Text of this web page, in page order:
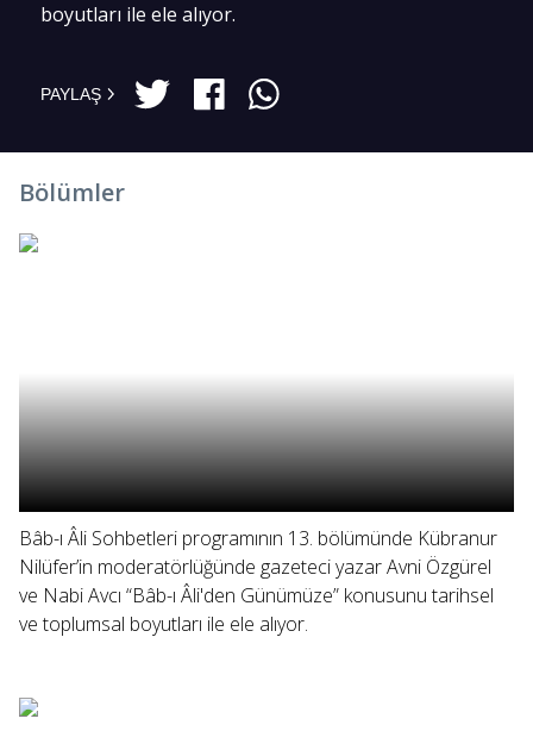
boyutları ile ele alıyor.
PAYLAŞ
Bölümler
Bâb-ı Âli Sohbetleri programının 13. bölümünde Kübranur
Nilüfer’in moderatörlüğünde gazeteci yazar Avni Özgürel
ve Nabi Avcı “Bâb-ı Âli'den Günümüze” konusunu tarihsel
ve toplumsal boyutları ile ele alıyor.